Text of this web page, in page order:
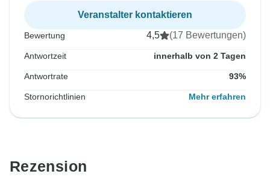
Veranstalter kontaktieren
Bewertung 4,5 (17 Bewertungen)
Antwortzeit innerhalb von 2 Tagen
Antwortrate 93%
Stornorichtlinien Mehr erfahren
Rezension